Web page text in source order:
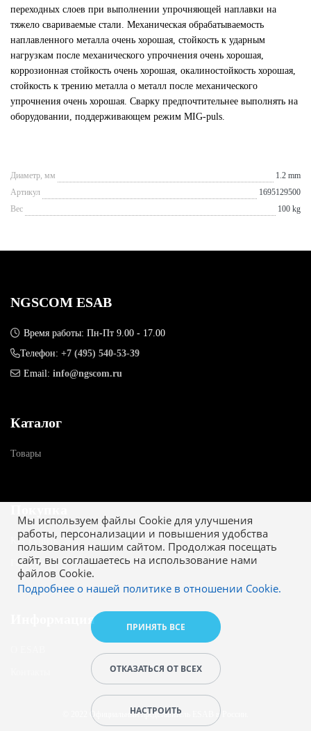
переходных слоев при выполнении упрочняющей наплавки на
тяжело свариваемые стали. Механическая обрабатываемость
наплавленного металла очень хорошая, стойкость к ударным
нагрузкам после механического упрочнения очень хорошая,
коррозионная стойкость очень хорошая, окалиностойкость хорошая,
стойкость к трению металла о металл после механического
упрочнения очень хорошая. Сварку предпочтительнее выполнять на
оборудовании, поддерживающем режим MIG-puls.
Диаметр, мм
1.2 mm
Артикул
1695129500
Вес
100 kg
Мы используем файлы Cookie для улучшения
работы, персонализации и повышения удобства
пользования нашим сайтом. Продолжая посещать
сайт, вы соглашаетесь на использование нами
файлов Cookie.
Подробнее о нашей политике в отношении Cookie.
ПРИНЯТЬ ВСЕ
ОТКАЗАТЬСЯ ОТ ВСЕХ
НАСТРОИТЬ
NGSCOM ESAB
Время работы: Пн-Пт 9.00 - 17.00
Телефон: +7 (495) 540-53-39
Email: info@ngscom.ru
Каталог
Товары
Как купить
Гарантия
Информация
© 2022 Официальный представитель ESAB в России.